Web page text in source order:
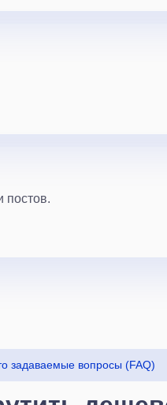
постов.
задаваемые вопросы (FAQ)